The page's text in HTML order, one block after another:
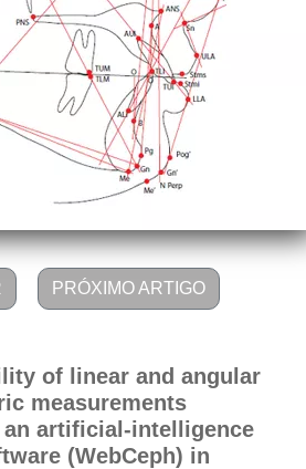
PRÓXIMO ARTIGO
of linear and angular
measurements
an artificial-intelligence
(WebCeph) in